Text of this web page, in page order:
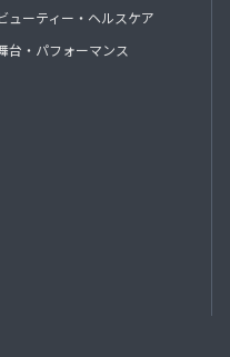
ューティー・ヘルスケア
台・パフォーマンス